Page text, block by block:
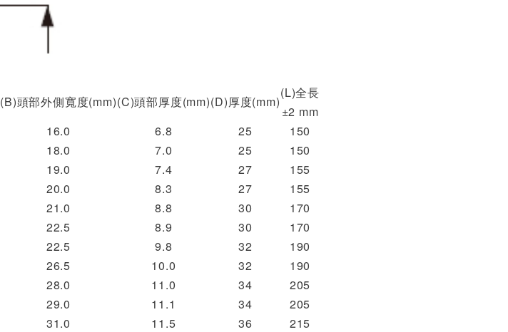
(B)頭部外側寬度(mm)(C)頭部厚度(mm)(D)厚度(mm)
(L)全長
±2 mm
16.0 6.8 25
150
18.0 7.0 25
150
19.0 7.4 27
155
20.0 8.3 27
155
21.0 8.8 30
170
22.5 8.9 30
170
22.5 9.8 32
190
26.5 10.0 32
190
28.0 11.0 34
205
29.0 11.1 34
205
31.0 11.5 36
215